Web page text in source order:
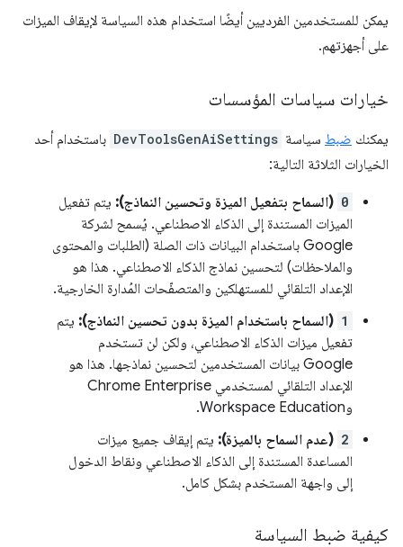
يمكن للمستخدمين الفرديين أيضًا استخدام هذه السياسة لإيقاف الميزات
على أجهزتهم.
خيارات سياسات المؤسسات
يمكنك ضبط سياسة DevToolsGenAiSettings باستخدام أحد
الخيارات الثلاثة التالية:
0 (السماح بتفعيل الميزة وتحسين النماذج): يتم تفعيل
الميزات المستندة إلى الذكاء الاصطناعي. يُسمح لشركة
Google باستخدام البيانات ذات الصلة (الطلبات والمحتوى
والملاحظات) لتحسين نماذج الذكاء الاصطناعي. هذا هو
الإعداد التلقائي للمستهلكين والمتصفّحات المُدارة الخارجية.
1 (السماح باستخدام الميزة بدون تحسين النماذج): يتم
تفعيل ميزات الذكاء الاصطناعي، ولكن لن تستخدم
Google بيانات المستخدمين لتحسين نماذجها. هذا هو
الإعداد التلقائي لمستخدمي Chrome Enterprise
وWorkspace Education.
2 (عدم السماح بالميزة): يتم إيقاف جميع ميزات
المساعدة المستندة إلى الذكاء الاصطناعي ونقاط الدخول
إلى واجهة المستخدم بشكل كامل.
كيفية ضبط السياسة